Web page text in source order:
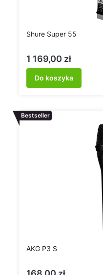
Shure Super 55
Cena
1 169,00 zł
Do koszyka
Bestseller
AKG P3 S